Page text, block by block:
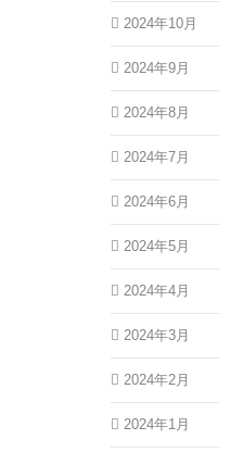
2024年10月
2024年9月
2024年8月
2024年7月
2024年6月
2024年5月
2024年4月
2024年3月
2024年2月
2024年1月